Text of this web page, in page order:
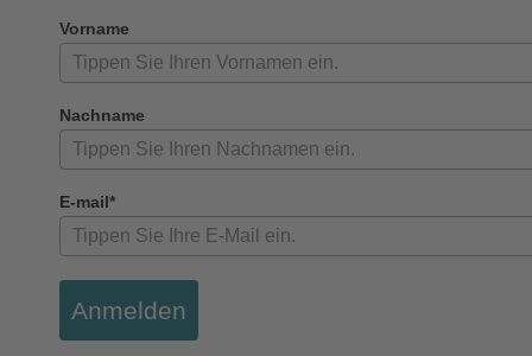
Vorname
Nachname
E-mail*
Anmelden